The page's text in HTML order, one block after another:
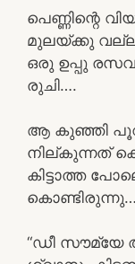
പെണ്ണിന്റെ
മുലയ്ക്കു
ഒരു ഉപ്പു
രുചി….
ആ കുഞ്ഞി
നില്കുന്നത്
കിട്ടാത്ത
കൊണ്ടിരുന്നു…
“ഡീ സൗമ്യേ